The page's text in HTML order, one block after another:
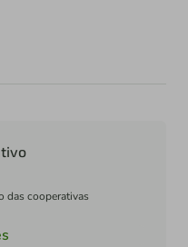
das cooperativas